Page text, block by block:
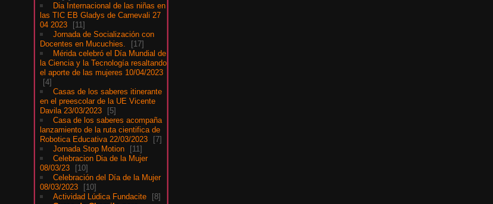
Dia Internacional de las niñas en
las TIC EB Gladys de Carnevali 27
04 2023
11
Jornada de Socialización con
Docentes en Mucuchies.
17
Mérida celebró el Día Mundial de
la Ciencia y la Tecnología resaltando
el aporte de las mujeres 10/04/2023
4
Casas de los saberes itinerante
en el preescolar de la UE Vicente
Davila 23/03/2023
5
Casa de los saberes acompaña
lanzamiento de la ruta cientifica de
Robotica Educativa 22/03/2023
7
Jornada Stop Motion
11
Celebracion Dia de la Mujer
08/03/23
10
Celebración del Día de la Mujer
08/03/2023
10
Actividad Lúdica Fundacite
8